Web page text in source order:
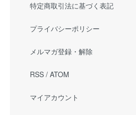
特定商取引法に基づく表記
プライバシーポリシー
メルマガ登録・解除
RSS / ATOM
マイアカウント